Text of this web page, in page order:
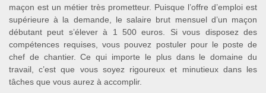
maçon est un métier très prometteur. Puisque l’offre d’emploi est
supérieure à la demande, le salaire brut mensuel d’un maçon
débutant peut s’élever à 1 500 euros. Si vous disposez des
compétences requises, vous pouvez postuler pour le poste de
chef de chantier. Ce qui importe le plus dans le domaine du
travail, c’est que vous soyez rigoureux et minutieux dans les
tâches que vous aurez à accomplir.